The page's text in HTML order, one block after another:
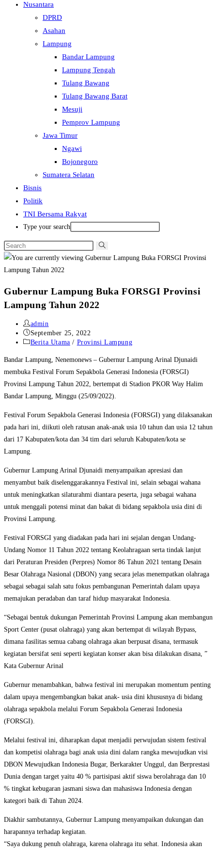
Nusantara
DPRD
Asahan
Lampung
Bandar Lampung
Lampung Tengah
Tulang Bawang
Tulang Bawang Barat
Mesuji
Pemprov Lampung
Jawa Timur
Ngawi
Bojonegoro
Sumatera Selatan
Bisnis
Politik
TNI Bersama Rakyat
Type your search
Gubernur Lampung Buka FORSGI Provinsi
Lampung Tahun 2022
Post
author:
admin
Post
published:
September 25, 2022
PostBerita Utama / Provinsi Lampung
Bandar Lampung, Nenemonews – Gubernur Lampung Arinal Djunaidi
membuka Festival Forum Sepakbola Generasi Indonesia (FORSGI)
Provinsi Lampung Tahun 2022, bertempat di Stadion PKOR Way Halim
Bandar Lampung, Minggu (25/09/2022).
Festival Forum Sepakbola Generasi Indonesia (FORSGI) yang dilaksanakan
pada hari ini, diikuti oleh ratusan anak-anak usia 10 tahun dan usia 12 tahun
dari 17 Kabupaten/kota dan 34 tim dari seluruh Kabupaten/kota se
Lampung.
Gubernur Lampung Arinal Djunaidi menyampaikan apresiasi dan
menyambut baik diselenggarakannya Festival ini, selain sebagai wahana
untuk meningkatkan silaturahmi diantara peserta, juga sebagai wahana
untuk menggali potensi minat dan bakat di bidang sepakbola usia dini di
Provinsi Lampung.
Festival FORSGI yang diadakan pada hari ini sejalan dengan Undang-
Undang Nomor 11 Tahun 2022 tentang Keolahragaan serta tindak lanjut
dari Peraturan Presiden (Perpres) Nomor 86 Tahun 2021 tentang Desain
Besar Olahraga Nasional (DBON) yang secara jelas menempatkan olahraga
sebagai sebagai salah satu fokus pembangunan Pemerintah dalam upaya
memajukan peradaban dan taraf hidup masyarakat Indonesia.
“Sebagai bentuk dukungan Pemerintah Provinsi Lampung akan membangun
Sport Center (pusat olahraga) yang akan bertempat di wilayah Bypass,
dimana fasilitas semua cabang olahraga akan berpusat disana, termasuk
kegiatan bersifat seni seperti kegiatan konser akan bisa dilakukan disana, ”
Kata Gubernur Arinal
Gubernur menambahkan, bahwa festival ini merupakan momentum penting
dalam upaya mengembangkan bakat anak- usia dini khususnya di bidang
olahraga sepakbola melalui Forum Sepakbola Generasi Indonesia
(FORSGI).
Melalui festival ini, diharapkan dapat menjadii perwujudan sistem festival
dan kompetisi olahraga bagi anak usia dini dalam rangka mewujudkan visi
DBON Mewujudkan Indonesia Bugar, Berkarakter Unggul, dan Berprestasi
Dunia dengan target yaitu 40 % partisipasi aktif siswa berolahraga dan 10
% tingkat kebugaran jasmani siswa dan mahasiswa Indonesia dengan
kategori baik di Tahun 2024.
Diakhir sambutannya, Gubernur Lampung menyampaikan dukungan dan
harapannya terhadap kegiatan.
“Saya dukung penuh olahraga, karena olahraga itu sehat. Indonesia akan